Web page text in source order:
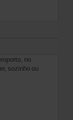
no
sozinho ou